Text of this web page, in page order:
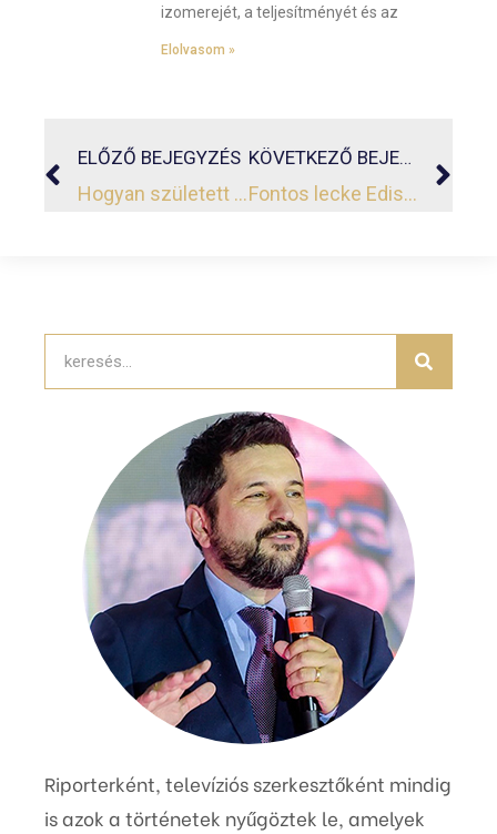
izomerejét, a teljesítményét és az
Elolvasom »
ELŐZŐ BEJEGYZÉS
Hogyan született az abszolút sikerkönyv?
KÖVETKEZŐ BEJEGYZÉS
Fontos lecke Edisontól, aki szivacsnak vallotta magát
Riporterként, televíziós szerkesztőként mindig
is azok a történetek nyűgöztek le, amelyek